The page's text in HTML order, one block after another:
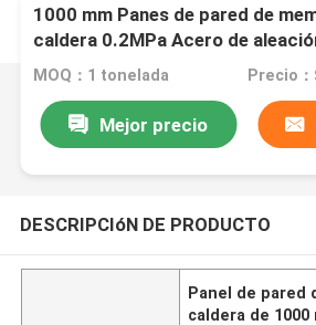
1000 mm Panes de pared de
caldera 0.2MPa Acero de
presiones
MOQ：1 tonelada
Mejor precio
DESCRIPCIóN DE PRODUCTO
Panel de pared
caldera de 1000